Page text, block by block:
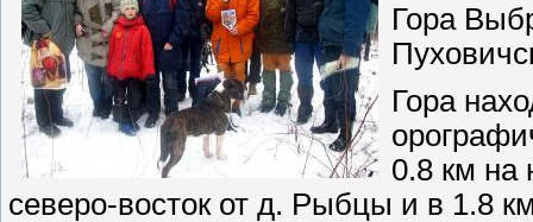
Гора
Гора
0.8 км на
северо-восток от д. Рыбцы и в 1.8